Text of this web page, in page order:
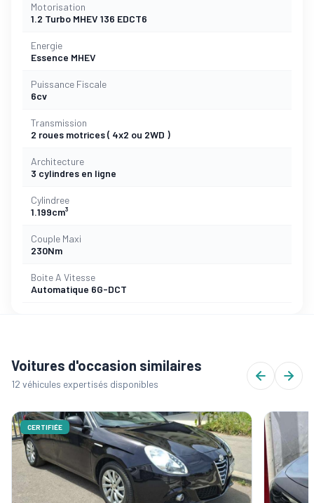
Motorisation
1.2 Turbo MHEV 136 EDCT6
Energie
Essence MHEV
Puissance Fiscale
6cv
Transmission
2 roues motrices ( 4x2 ou 2WD )
Architecture
3 cylindres en ligne
Cylindree
1.199cm³
Couple Maxi
230Nm
Boite A Vitesse
Automatique 6G-DCT
Voitures d'occasion similaires
12 véhicules expertisés disponibles
CERTIFIÉE